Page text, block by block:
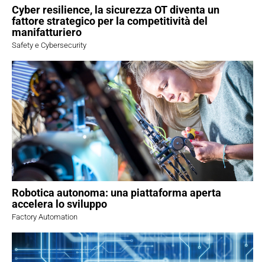
Cyber resilience, la sicurezza OT diventa un
fattore strategico per la competitività del
manifatturiero
Safety e Cybersecurity
Robotica autonoma: una piattaforma aperta
accelera lo sviluppo
Factory Automation